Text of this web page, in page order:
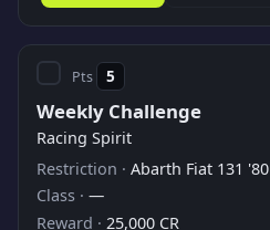
5
Weekly Challenge
Racing Spirit
Abarth Fiat 131 '80
—
25,000 CR